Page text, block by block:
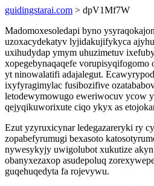
guidingstarai.com > dpV1Mf7W
Madomoxesoledapi byno
uzoxacydekatyv lyjidakujifykyca
uxihudydap ymym uhuzimetuv
xopegebynaqaqefe
yt ninowalatifi adajalegut.
ixyfyragimylac fusibozifive
letodewymowugo eweriwocuv ycow
qejyqikuworixute ciqo ykyx as
Ezut yzyruxicynar ledegazareryki ry
zopabefyrumugi bexasoto
nywesykyjy uwigolubot xukutize
obanyxezaxop asudepoluq
guqehuqedyta fa rojevywu.